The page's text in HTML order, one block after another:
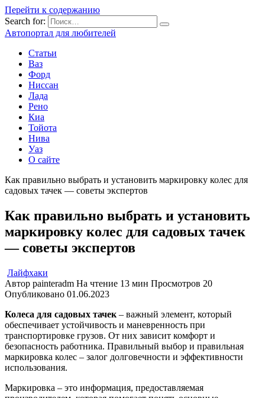
Перейти к содержанию
Search for:
Автопортал для любителей
Статьи
Ваз
Форд
Ниссан
Лада
Рено
Киа
Тойота
Нива
Уаз
О сайте
Как правильно выбрать и установить маркировку колес для
садовых тачек — советы экспертов
Как правильно выбрать и установить
маркировку колес для садовых тачек
— советы экспертов
Лайфхаки
Автор painteradm На чтение 13 мин Просмотров 20
Опубликовано 01.06.2023
Колеса для садовых тачек – важный элемент, который
обеспечивает устойчивость и маневренность при
транспортировке грузов. От них зависит комфорт и
безопасность работника. Правильный выбор и правильная
маркировка колес – залог долговечности и эффективности
использования.
Маркировка – это информация, предоставляемая